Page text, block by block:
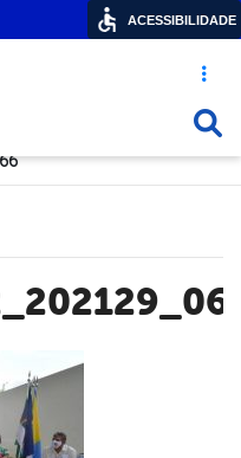
Acesso
ACESSIBILIDADE